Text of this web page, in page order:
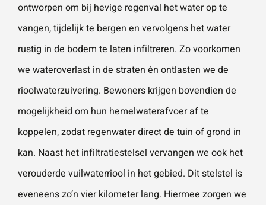
ontworpen om bij hevige regenval het water op te
vangen, tijdelijk te bergen en vervolgens het water
rustig in de bodem te laten infiltreren. Zo voorkomen
we wateroverlast in de straten én ontlasten we de
rioolwaterzuivering. Bewoners krijgen bovendien de
mogelijkheid om hun hemelwaterafvoer af te
koppelen, zodat regenwater direct de tuin of grond in
kan. Naast het infiltratiestelsel vervangen we ook het
verouderde vuilwaterriool in het gebied. Dit stelstel is
eveneens zo’n vier kilometer lang. Hiermee zorgen we